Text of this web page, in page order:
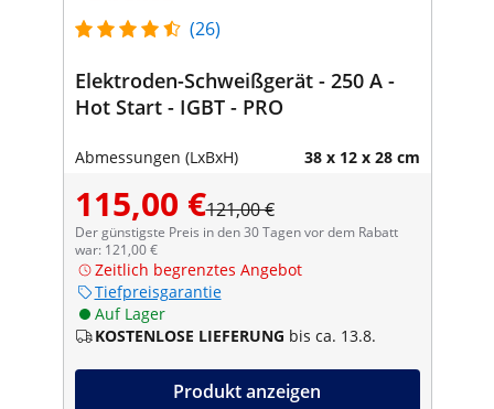
(26)
Elektroden-Schweißgerät - 250 A -
Hot Start - IGBT - PRO
Abmessungen (LxBxH) 38 x 12 x 28 cm
115,00 €121,00 €
Der günstigste Preis in den 30 Tagen vor dem Rabatt
war: 121,00 €
Zeitlich begrenztes Angebot
Tiefpreisgarantie
Auf Lager
KOSTENLOSE LIEFERUNG bis ca. 13.8.
Produkt anzeigen